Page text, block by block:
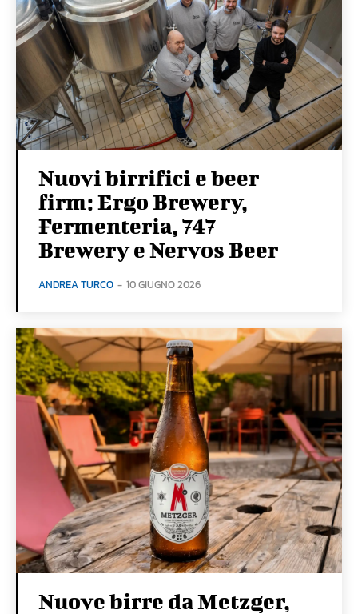
Nuovi birrifici e beer
firm: Ergo Brewery,
Fermenteria, 747
Brewery e Nervos Beer
ANDREA TURCO - 10 GIUGNO 2026
Nuove birre da Metzger,